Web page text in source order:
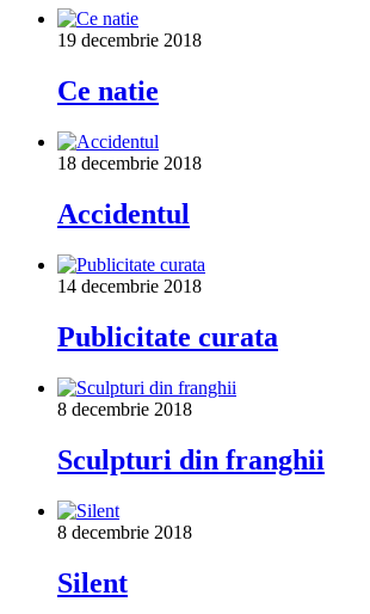
19 decembrie 2018
Ce natie
18 decembrie 2018
Accidentul
14 decembrie 2018
Publicitate curata
8 decembrie 2018
Sculpturi din franghii
8 decembrie 2018
Silent